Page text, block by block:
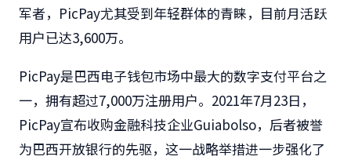
军者，PicPay尤其受到年轻群体的青睐，目前月活跃
用户已达3,600万。
PicPay是巴西电子钱包市场中最大的数字支付平台之
一，拥有超过7,000万注册用户。2021年7月23日，
PicPay宣布收购金融科技企业Guiabolso，后者被誉
为巴西开放银行的先驱，这一战略举措进一步强化了